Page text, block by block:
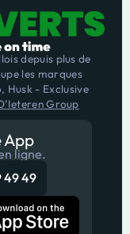
depuis plus de
les marques
Husk - Exclusive
Group
App
ligne.
49 49